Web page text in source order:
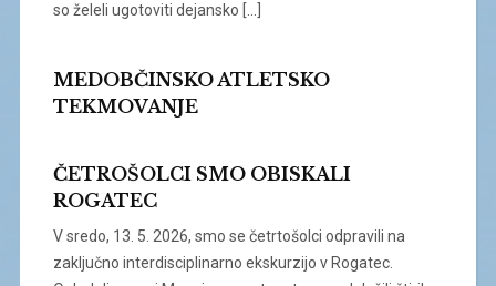
so želeli ugotoviti dejansko […]
MEDOBČINSKO ATLETSKO
TEKMOVANJE
ČETROŠOLCI SMO OBISKALI
ROGATEC
V sredo, 13. 5. 2026, smo se četrtošolci odpravili na
zaključno interdisciplinarno ekskurzijo v Rogatec.